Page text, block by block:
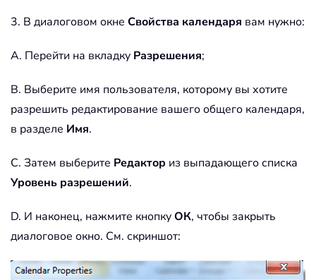
3. В диалоговом окне Свойства календаря вам нужно:
A. Перейти на вкладку Разрешения;
B. Выберите имя пользователя, которому вы хотите
разрешить редактирование вашего общего календаря,
в разделе Имя.
C. Затем выберите Редактор из выпадающего списка
Уровень разрешений.
D. И наконец, нажмите кнопкуОК, чтобы закрыть
диалоговое окно. См. скриншот: